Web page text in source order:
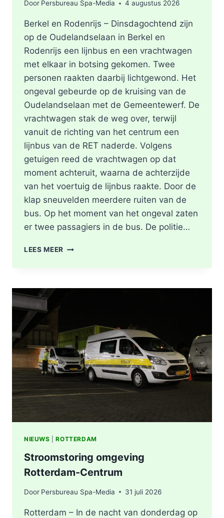
Door Persbureau Spa-Media 4 augustus 2026
Berkel en Rodenrijs – Dinsdagochtend zijn
op de Oudelandselaan in Berkel en
Rodenrijs een lijnbus en een vrachtwagen
met elkaar in botsing gekomen. Twee
personen raakten daarbij lichtgewond. Het
ongeval gebeurde op de kruising van de
Oudelandselaan met de Gemeentewerf. De
vrachtwagen stak de weg over, terwijl
vanuit de richting van het centrum een
lijnbus van de RET naderde. Volgens
getuigen reed de vrachtwagen op dat
moment achteruit, waarna de achterzijde
van het voertuig de lijnbus raakte. Door de
klap sneuvelden meerdere ruiten van de
bus. Op het moment van het ongeval zaten
er twee passagiers in de bus. De politie…
LEES MEER LICHTGEWONDEN
VRACHTWAGEN
IN
BERKEL
EN
RODENRIJS
NIEUWS |ROTTERDAM
Stroomstoring omgeving
Rotterdam-Centrum
Door Persbureau Spa-Media 31 juli 2026
Rotterdam – In de nacht van donderdag op